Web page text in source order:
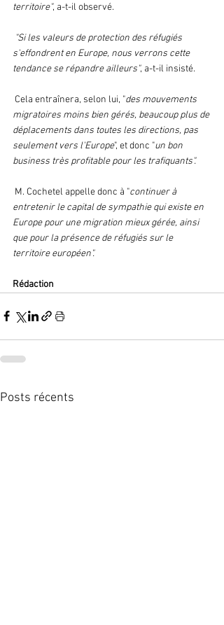
territoire", a-t-il observé.
"Si les valeurs de protection des réfugiés
s'effondrent en Europe, nous verrons cette
tendance se répandre ailleurs", a-t-il insisté.
Cela entraînera, selon lui, "des mouvements
migratoires moins bien gérés, beaucoup plus de
déplacements dans toutes les directions, pas
seulement vers l'Europe", et donc "un bon
business très profitable pour les trafiquants".
M. Cochetel appelle donc à "continuer à
entretenir le capital de sympathie qui existe en
Europe pour une migration mieux gérée, ainsi
que pour la présence de réfugiés sur le
territoire européen".
Rédaction
Posts récents